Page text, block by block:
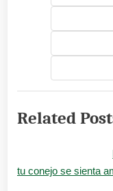
Related
tu conejo se sienta